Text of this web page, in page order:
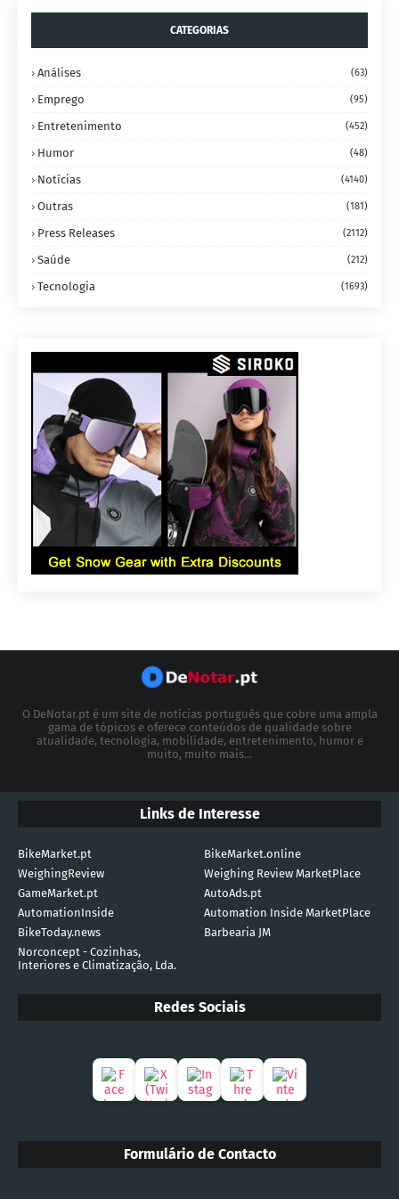
CATEGORIAS
Análises (63)
Emprego (95)
Entretenimento (452)
Humor (48)
Notícias (4140)
Outras (181)
Press Releases (2112)
Saúde (212)
Tecnologia (1693)
O DeNotar.pt é um site de notícias português que cobre uma ampla
gama de tópicos e oferece conteúdos de qualidade sobre
atualidade, tecnologia, mobilidade, entretenimento, humor e
muito, muito mais...
Links de Interesse
BikeMarket.pt
BikeMarket.online
WeighingReview
Weighing Review MarketPlace
GameMarket.pt
AutoAds.pt
AutomationInside
Automation Inside MarketPlace
BikeToday.news
Barbearia JM
Norconcept - Cozinhas,
Interiores e Climatização, Lda.
Redes Sociais
Formulário de Contacto